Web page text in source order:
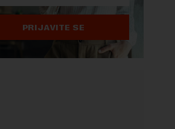
PRIJAVITE SE